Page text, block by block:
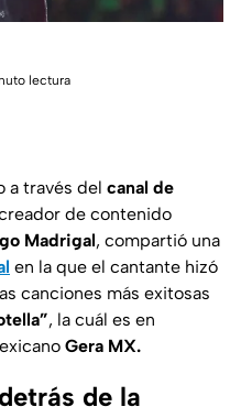
lectura
a través del canal de
de contenido
Madrigal, compartió una
en la que el cantante hizó
canciones más exitosas
, la cuál es en
Gera MX.
de la